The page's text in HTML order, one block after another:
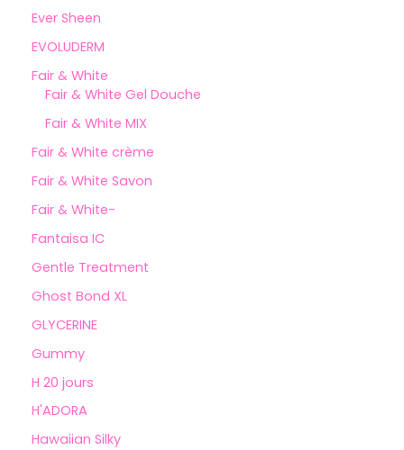
Ever Sheen
EVOLUDERM
Fair & White
Fair & White Gel Douche
Fair & White MIX
Fair & White crème
Fair & White Savon
Fair & White-
Fantaisa IC
Gentle Treatment
Ghost Bond XL
GLYCERINE
Gummy
H 20 jours
H'ADORA
Hawaiian Silky